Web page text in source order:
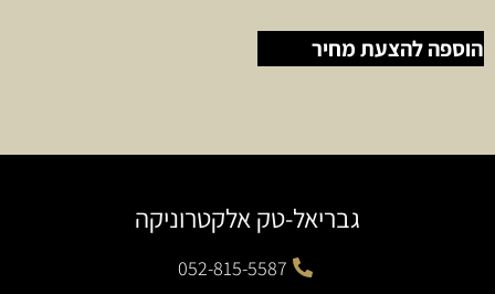
הוספה להצעת מחיר
גבריאל-טק אלקטרוניקה
052-815-5587